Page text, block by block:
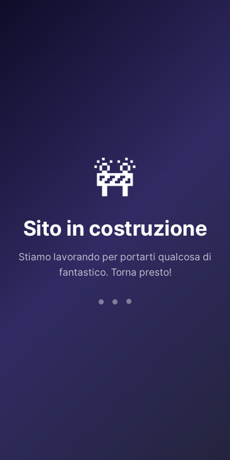
🚧
Sito in costruzione
Stiamo lavorando per portarti qualcosa di
fantastico. Torna presto!